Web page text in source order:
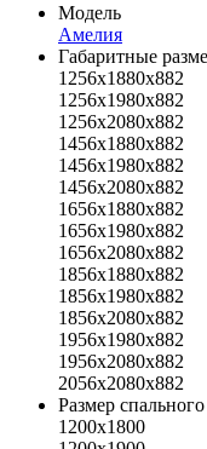
Модель
Амелия
Габаритные
1256х1880х882
1256х1980х882
1256х2080х882
1456х1880х882
1456х1980х882
1456х2080х882
1656х1880х882
1656х1980х882
1656х2080х882
1856х1880х882
1856х1980х882
1856х2080х882
1956х1980х882
1956х2080х882
2056х2080х882
Размер
1200х1800